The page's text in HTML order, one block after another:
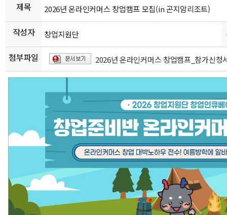
제목 2026년 온라인커머스 창업캠프 모집(in 곤지암리조트)
작성자 창업지원단
첨부파일 2026년 온라인커머스 창업캠프_참가신청